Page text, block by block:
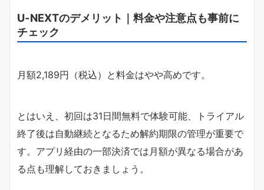
U-NEXTのデメリット｜料金や注意点も事前に
チェック
月額2,189円（税込）と料金はやや高めです。
とはいえ、初回は31日間無料で体験可能、トライアル
終了後は自動継続となるため解約期限の管理が重要で
す。アプリ経由の一部決済では月額が異なる場合があ
る点も理解しておきましょう。